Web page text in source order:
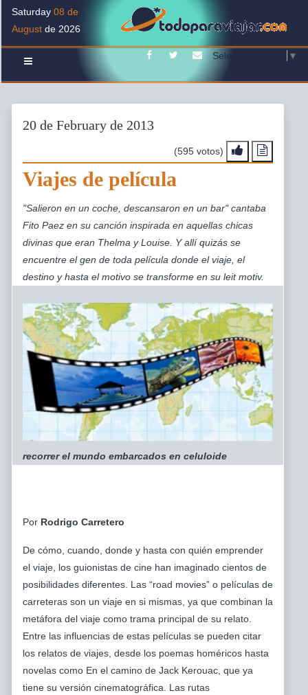
Saturday 08 de
August de 2026
FacebookTwitterContacto
Select Language ▼
20 de February de 2013
(595 votos)
Viajes de película
"Salieron en un coche, descansaron en un bar" cantaba
Fito Paez en su canción inspirada en aquellas chicas
divinas que eran Thelma y Louise. Y allí quizás se
encuentre el gen de toda película donde el viaje, el
destino y hasta el motivo se transforme en su leit motiv.
recorrer el mundo embarcados en celuloide
Por Rodrigo Carretero
De cómo, cuando, donde y hasta con quién emprender
el viaje, los guionistas de cine han imaginado cientos de
posibilidades diferentes. Las “road movies” o películas de
carreteras son un viaje en si mismas, ya que combinan la
metáfora del viaje como trama principal de su relato.
Entre las influencias de estas películas se pueden citar
los relatos de viajes, desde los poemas homéricos hasta
novelas como En el camino de Jack Kerouac, que ya
tiene su versión cinematográfica. Las rutas